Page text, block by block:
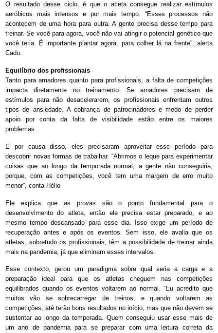
O resultado desse ciclo, é que o atleta consegue realizar estímulos
aeróbicos mais intensos e por mais tempo. “Esses processos não
acontecem de uma hora para outra. A gente precisa desse tempo para
treinar. Se você para agora, você não vai atingir o potencial genético que
você teria. É importante plantar agora, para colher lá na frente”, alerta
Cadu.
Equilíbrio dos profissionais
Tanto para amadores quanto para profissionais, a falta de competições
impacta diretamente no treinamento. Se amadores precisam de
estímulos para não desacelerarem, os profissionais enfrentam outros
tipos de ansiedade. A cobrança de patrocinadores e medo de perder
apoio por conta da falta de visibilidade estão entre os maiores
problemas.
E por causa disso, eles precisaram aproveitar esse período para
descobrir novas formas de trabalhar. “Abrimos o leque para experimentar
coisas que ao longo da temporada normal, a gente não conseguiria,
porque, com as competições, você tem uma margem de erro muito
menor”, conta Hélio
Ele explica que as provas são o ponto fundamental para o
desenvolvimento do atleta, então ele precisa estar preparado, e ao
mesmo tempo descansado para esse dia. Isso exige um período de
recuperação antes e após os eventos. Sem isso, ele avalia que os
atletas, sobretudo os profissionais, têm a possibilidade de treinar ainda
mais na pandemia, já que eliminam esses intervalos.
Esse contexto, gerou um paradigma sobre qual seria a carga e a
preparação ideal para que os atletas cheguem nas competições
equilibrados quando os eventos voltarem ao normal. “Eu acredito que
muitos vão se sobrecarregar de treinos, e quando voltarem as
competições, até terão bons resultados no início, mas que não devem se
sustentar ao longo da temporada. Quem conseguiu usar esse mais de
um ano de pandemia para se preparar com uma leitura correta da